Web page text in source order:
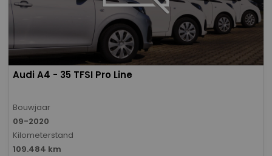
Audi A4 - 35 TFSI Pro Line
Bouwjaar
09-2020
Kilometerstand
109.484 km